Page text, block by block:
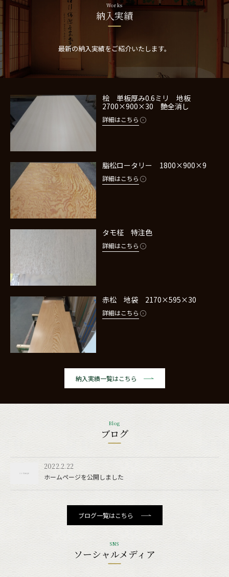
Works
納入実績
最新の納入実績をご紹介いたします。
桧 単板厚み0.6ミリ 地板
2700×900×30 艶全消し
詳細はこちら
脂松ロータリー 1800×900×9
詳細はこちら
タモ柾 特注色
詳細はこちら
赤松 地袋 2170×595×30
詳細はこちら
納入実績一覧はこちら
Blog
ブログ
2022.2.22
ホームページを公開しました
ブログ一覧はこちら
SNS
ソーシャルメディア